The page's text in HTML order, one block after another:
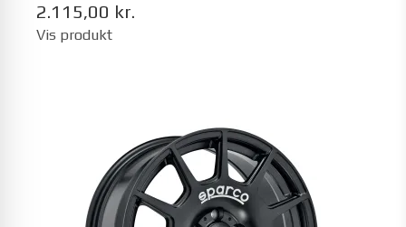
2.115,00 kr.
Vis produkt